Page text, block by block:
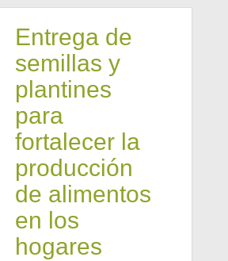
Entrega de
semillas y
plantines
para
fortalecer la
producción
de alimentos
en los
hogares